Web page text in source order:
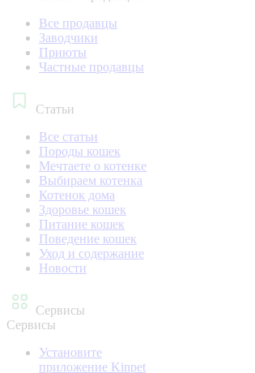
Все продавцы
Заводчики
Приюты
Частные продавцы
Статьи
Все статьи
Породы кошек
Мечтаете о котенке
Выбираем котенка
Котенок дома
Здоровье кошек
Питание кошек
Поведение кошек
Уход и содержание
Новости
Сервисы
Сервисы
Установите
приложение Kinpet